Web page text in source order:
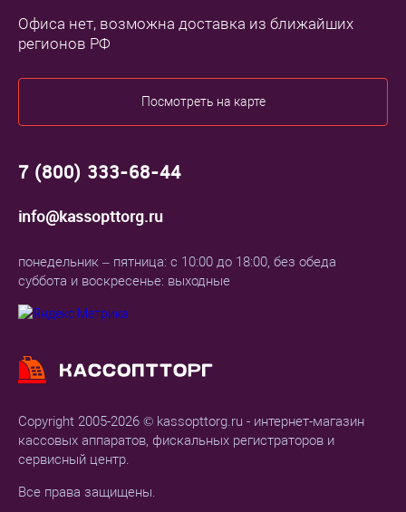
Copyright 2005-2026 © kassopttorg.ru - интернет-магазин
кассовых аппаратов, фискальных регистраторов и
сервисный центр.
Все права защищены.
Офиса нет, возможна доставка из ближайших
регионов РФ
Посмотреть на карте
7 (800) 333-68-44
info@kassopttorg.ru
понедельник – пятница: с 10:00 до 18:00, без обеда
суббота и воскресенье: выходные